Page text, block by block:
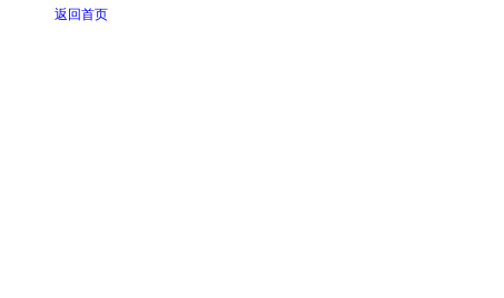
返回首页